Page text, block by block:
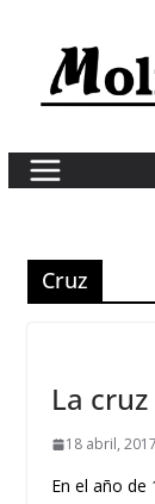
content
Cruz
La cruz
18 abril, 2017
En el año